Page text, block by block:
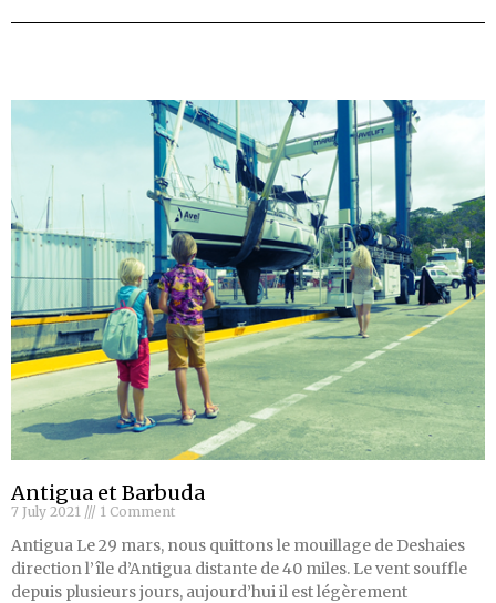
Antigua et Barbuda
7 July 2021 1 Comment
Antigua Le 29 mars, nous quittons le mouillage de Deshaies
direction l’île d’Antigua distante de 40 miles. Le vent souffle
depuis plusieurs jours, aujourd’hui il est légèrement